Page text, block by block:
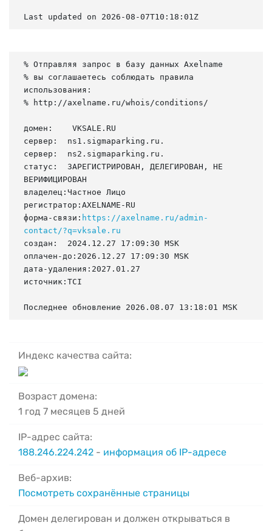
Last updated on 2026-08-07T10:18:01Z
% Отправляя запрос в базу данных Axelname
% вы соглашаетесь соблюдать правила
использования:
% http://axelname.ru/whois/conditions/
домен:    VKSALE.RU
сервер:  ns1.sigmaparking.ru.
сервер:  ns2.sigmaparking.ru.
статус:  ЗАРЕГИСТРИРОВАН, ДЕЛЕГИРОВАН, НЕ
ВЕРИФИЦИРОВАН
владелец:Частное Лицо
регистратор:AXELNAME-RU
форма-связи: https://axelname.ru/admin-
contact/?q=vksale.ru
создан:  2024.12.27 17:09:30 MSK
оплачен-до:2026.12.27 17:09:30 MSK
дата-удаления:2027.01.27
источник:TCI
Последнее обновление 2026.08.07 13:18:01 MSK
Индекс качества сайта:
Возраст домена:
1 год 7 месяцев 5 дней
IP-адрес сайта:
188.246.224.242 - информация об IP-адресе
Веб-архив:
Посмотреть сохранённые страницы
Домен делегирован и должен открываться в